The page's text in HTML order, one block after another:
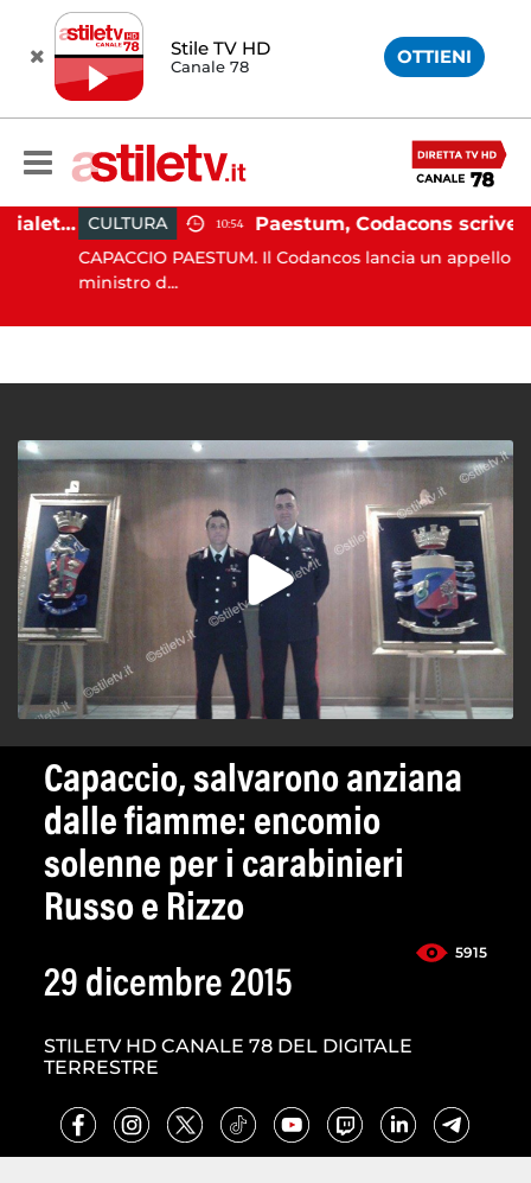
Stile TV HD
Canale 78 OTTIENI
Martina Carbonaro, braccialetto elettronico per i genitori della 14enne uccisa dall'ex CULTURA 10:54 Paestum, Codacons scrive al ministro Giuli: "Rilanciare scavi dell'Anfiteatro nell'area archeologica"
CAPACCIO PAESTUM. Il Codancos lancia un appello al
ministro d...
Capaccio, salvarono anziana
dalle fiamme: encomio
solenne per i carabinieri
Russo e Rizzo
5915
29 dicembre 2015
STILETV HD CANALE 78 DEL DIGITALE
TERRESTRE